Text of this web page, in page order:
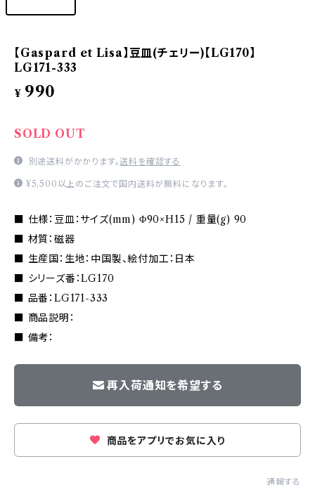
【Gaspard et Lisa】豆皿(チェリー)【LG170】
LG171-333
¥ 990
SOLD OUT
別途送料がかかります。送料を確認する
¥5,500以上のご注文で国内送料が無料になります。
■ 仕様：豆皿：サイズ(mm) Φ90×H15 / 重量(g) 90
■ 材質：磁器
■ 生産国：生地：中国製、絵付加工：日本
■ シリーズ番：LG170
■ 品番：LG171-333
■ 商品説明：
■ 備考：
再入荷通知を希望する
商品をアプリでお気に入り
通報する